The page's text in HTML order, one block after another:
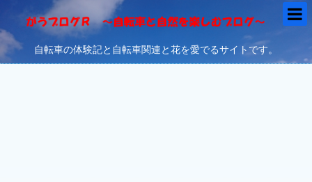
自転車の体験記と自転車関連と花を愛でるサイトです。